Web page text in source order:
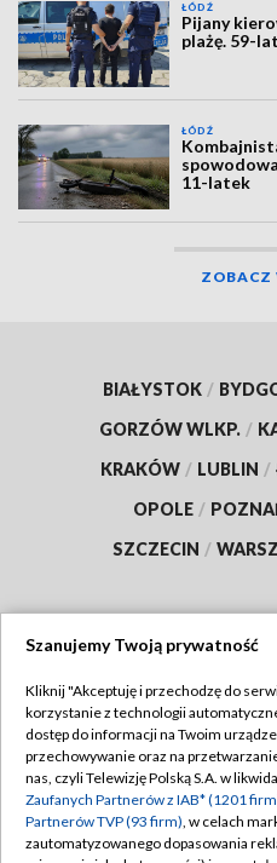
ŁÓDŹ
Pijany
plażę. 59-
ŁÓDŹ
11-latek
ZOBACZ
BIAŁYSTOK /
GORZÓW WLKP. /
KRAKÓW / LUBLIN /
OPOLE /
SZCZECIN /
Abonament TVP
Emisja w TVP
Centrum informacji TVP
Polityka
Moje
Szanujemy Twoją prywatność
Kliknij "Akceptuję i przechodzę do
korzystanie z technologii
dostęp do informacji na Twoim
przechowywanie oraz na
nas, czyli Telewizję Polską S.A. w
Zaufanych Partnerów z IAB* (1201
Partnerów TVP (93 firm), w celach
zautomatyzowanego dopasowania